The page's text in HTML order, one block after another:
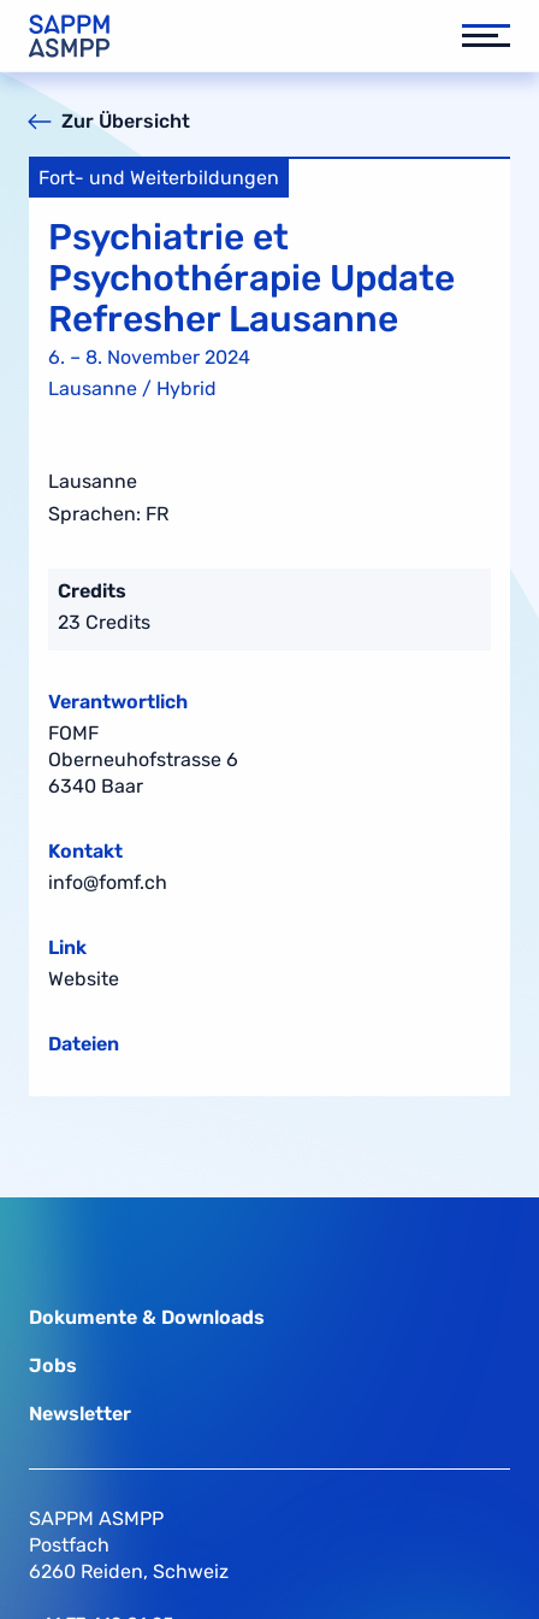
Zur Übersicht
Fort- und Weiterbildungen
Psychiatrie et
Psychothérapie Update
Refresher Lausanne
6. – 8. November 2024
Lausanne / Hybrid
Lausanne
Sprachen: FR
Credits
23 Credits
Verantwortlich
FOMF
Oberneuhofstrasse 6
6340 Baar
Kontakt
info@fomf.ch
Link
Website
Dateien
Dokumente & Downloads
Jobs
Newsletter
SAPPM ASMPP
Postfach
6260 Reiden, Schweiz